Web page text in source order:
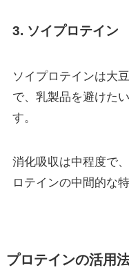
3. ソイプロテイン
ソイプロテインは大
で、乳製品を避けた
す。
消化吸収は中程度で
ロテインの中間的な
プロテインの活用